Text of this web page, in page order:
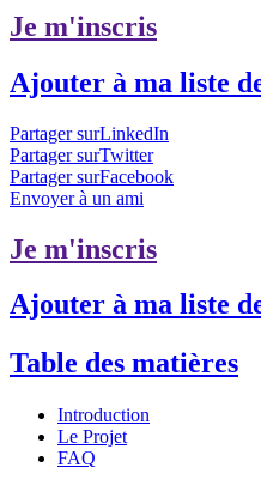
Je m'inscris
Ajouter à ma liste
Partager surLinkedIn
Partager surTwitter
Partager surFacebook
Envoyer à un ami
Je m'inscris
Ajouter à ma liste
Table des matières
Introduction
Le Projet
FAQ